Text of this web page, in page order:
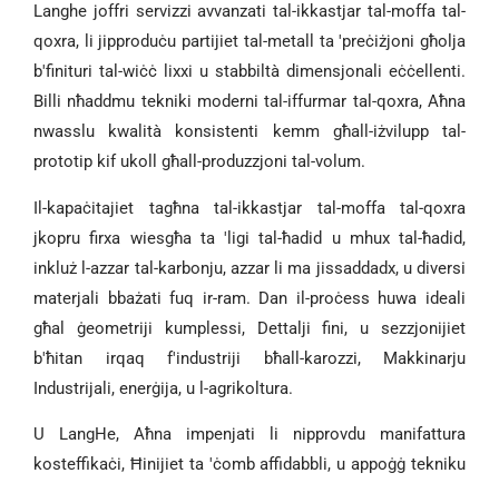
Langhe joffri servizzi avvanzati tal-ikkastjar tal-moffa tal-
qoxra, li jipproduċu partijiet tal-metall ta 'preċiżjoni għolja
b'finituri tal-wiċċ lixxi u stabbiltà dimensjonali eċċellenti.
Billi nħaddmu tekniki moderni tal-iffurmar tal-qoxra, Aħna
nwasslu kwalità konsistenti kemm għall-iżvilupp tal-
prototip kif ukoll għall-produzzjoni tal-volum.
Il-kapaċitajiet tagħna tal-ikkastjar tal-moffa tal-qoxra
jkopru firxa wiesgħa ta 'ligi tal-ħadid u mhux tal-ħadid,
inkluż l-azzar tal-karbonju, azzar li ma jissaddadx, u diversi
materjali bbażati fuq ir-ram. Dan il-proċess huwa ideali
għal ġeometriji kumplessi, Dettalji fini, u sezzjonijiet
b'ħitan irqaq f'industriji bħall-karozzi, Makkinarju
Industrijali, enerġija, u l-agrikoltura.
U LangHe, Aħna impenjati li nipprovdu manifattura
kosteffikaċi, Ħinijiet ta 'ċomb affidabbli, u appoġġ tekniku